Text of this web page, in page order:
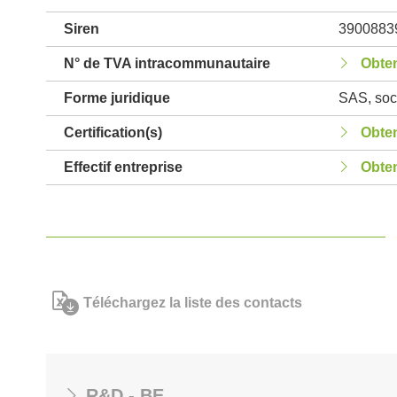
Siren
N° de TVA intracommunautaire
Forme juridique SAS,
Certification(s)
Effectif entreprise
Téléchargez la liste des contacts